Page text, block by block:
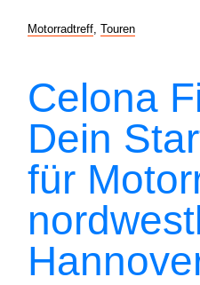
Motorradtreff Touren
Celona
Dein
für